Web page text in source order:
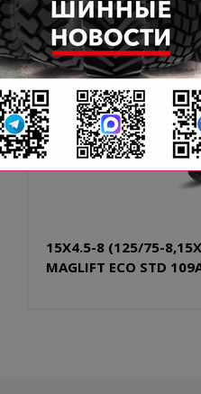
15X4.5-8 (125/75-
MAGLIFT ECO STD